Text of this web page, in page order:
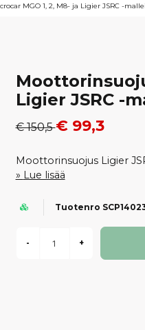
MGO 1, 2, M8- ja Ligier JSRC -
Ligier JSRC -
€ 150,5€ 99,3
Moottorinsuojus Ligier
Lue lisää
Tuotenro
- +